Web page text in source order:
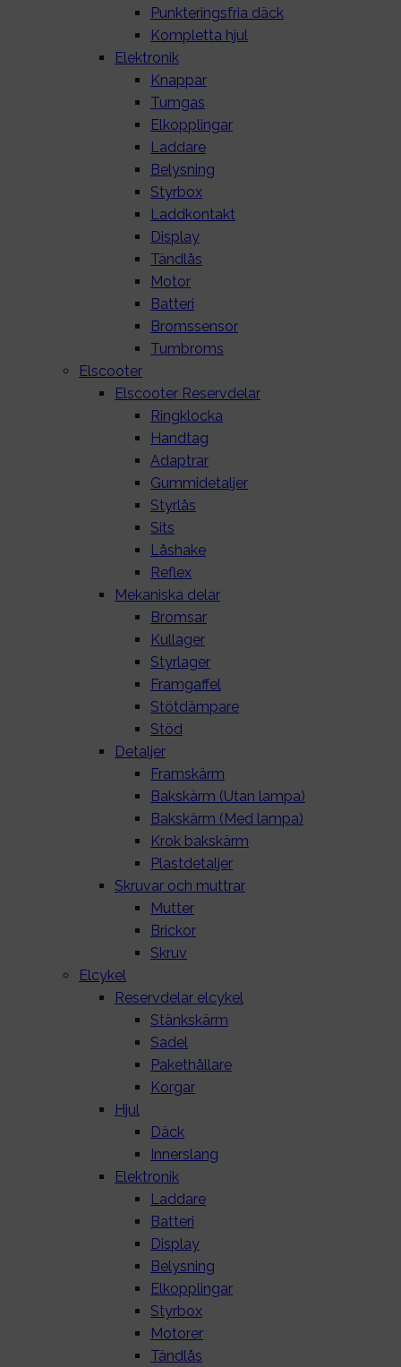
Punkteringsfria däck
Kompletta hjul
Elektronik
Knappar
Tumgas
Elkopplingar
Laddare
Belysning
Styrbox
Laddkontakt
Display
Tändlås
Motor
Batteri
Bromssensor
Tumbroms
Elscooter
Elscooter Reservdelar
Ringklocka
Handtag
Adaptrar
Gummidetaljer
Styrlås
Sits
Låshake
Reflex
Mekaniska delar
Bromsar
Kullager
Styrlager
Framgaffel
Stötdämpare
Stöd
Detaljer
Framskärm
Bakskärm (Utan lampa)
Bakskärm (Med lampa)
Krok bakskärm
Plastdetaljer
Skruvar och muttrar
Mutter
Brickor
Skruv
Elcykel
Reservdelar elcykel
Stänkskärm
Sadel
Pakethållare
Korgar
Hjul
Däck
Innerslang
Elektronik
Laddare
Batteri
Display
Belysning
Elkopplingar
Styrbox
Motorer
Tändlås